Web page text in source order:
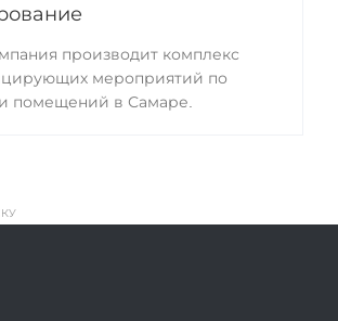
производит комплекс
мероприятий по
помещений в Самаре.